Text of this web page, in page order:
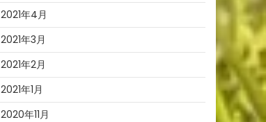
2021年4月
2021年3月
2021年2月
2021年1月
2020年11月